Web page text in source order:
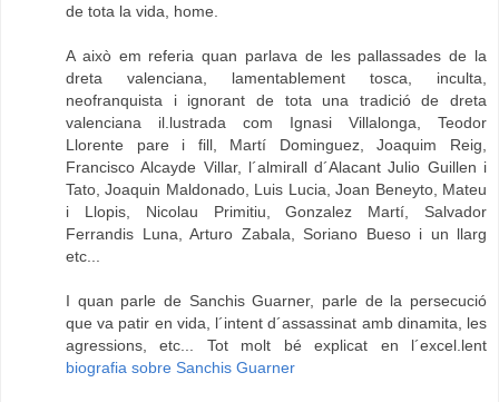
de tota la vida, home.
A això em referia quan parlava de les pallassades de la
dreta valenciana, lamentablement tosca, inculta,
neofranquista i ignorant de tota una tradició de dreta
valenciana il.lustrada com Ignasi Villalonga, Teodor
Llorente pare i fill, Martí Dominguez, Joaquim Reig,
Francisco Alcayde Villar, l´almirall d´Alacant Julio Guillen i
Tato, Joaquin Maldonado, Luis Lucia, Joan Beneyto, Mateu
i Llopis, Nicolau Primitiu, Gonzalez Martí, Salvador
Ferrandis Luna, Arturo Zabala, Soriano Bueso i un llarg
etc...
I quan parle de Sanchis Guarner, parle de la persecució
que va patir en vida, l´intent d´assassinat amb dinamita, les
agressions, etc... Tot molt bé explicat en l´excel.lent
biografia sobre Sanchis Guarner